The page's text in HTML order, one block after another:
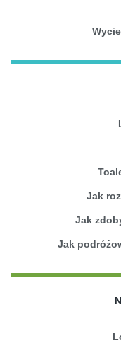
Jak
Jak
Jak